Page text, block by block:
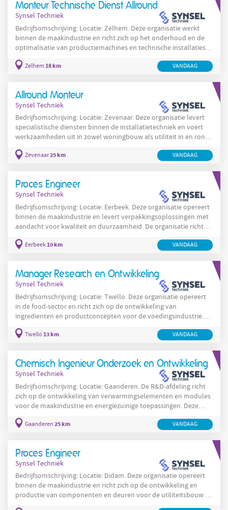
waarborgen. In Bergeijk voert deze organisatie zowel seriematig
werk als
Monteur Technische Dienst Allround
Synsel Techniek
Bedrijfsomschrijving: Locatie: Zelhem. Deze organisatie werkt
binnen de maakindustrie en richt zich op het onderhoud en de
optimalisatie van productiemachines en technische installaties in
correctief onderhoud om de beschikbaarheid van productielijnen
verminderen van stilstand en het
Zelhem 18 km VANDAAG
Allround Monteur
Synsel Techniek
Bedrijfsomschrijving: Locatie: Zevenaar. Deze organisatie levert
specialistische diensten binnen de installatietechniek en voert
werkzaamheden uit in zowel woningbouw als utiliteit in en rond
renovaties en verbouwingen bij particuliere opdrachtgevers en
zoals zonne-energie en energiezuinige installaties.
Zevenaar25 km VANDAAG
Proces Engineer
Synsel Techniek
Bedrijfsomschrijving: Locatie: Eerbeek. Deze organisatie opereert
binnen de maakindustrie en levert verpakkingsoplossingen met
aandacht voor kwaliteit en duurzaamheid. De organisatie richt
productielijnen en stimuleert circulair produceren in alle stappen
ondersteuning van productieteams bij
Eerbeek10 km VANDAAG
Manager Research en Ontwikkeling
Synsel Techniek
Bedrijfsomschrijving: Locatie: Twello. Deze organisatie opereert
in de food-sector en richt zich op de ontwikkeling van
ingredienten en productconcepten voor de voedingsindustrie.
De organisatie werkt vanuit een lange termijn visie en
combineert productiematige focus met een voortrekkersrol in
klantwensen naar toepasbare productoplossingen en
Twello 13 km VANDAAG
Chemisch Ingenieur Onderzoek en Ontwikkeling
Synsel Techniek
Bedrijfsomschrijving: Locatie: Gaanderen. De R&D-afdeling richt
zich op de ontwikkeling van verwarmingselementen en modules
voor de maakindustrie en energiezuinige toepassingen. Deze
afdeling werkt aan materiaalontwikkeling, industrialisatie en het
verbeteren van test- en analysemethoden voor metalen en
samenwerken met leveranciers en klanten in binnen- en
Gaanderen 25 km VANDAAG
Proces Engineer
Synsel Techniek
Bedrijfsomschrijving: Locatie: Didam. Deze organisatie opereert
binnen de maakindustrie en richt zich op de ontwikkeling en
productie van componenten en deuren voor de utiliteitsbouw en